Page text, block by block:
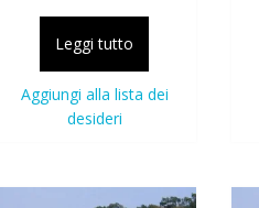
Leggi tutto
Aggiungi alla lista dei
desideri